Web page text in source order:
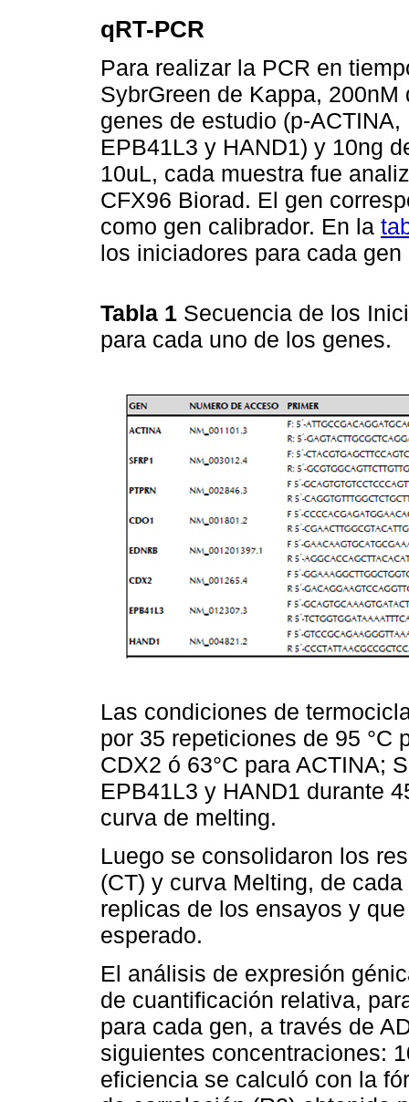
qRT-PCR
Para realizar la PCR en
SybrGreen de Kappa,
genes de estudio (p-
EPB41L3 y HAND1) y 10ng
10uL, cada muestra fue
CFX96 Biorad. El gen
como gen calibrador. En la
los iniciadores para cada
Tabla 1 Secuencia de los
para cada uno de los genes.
Las condiciones de
por 35 repeticiones de 95 °C
CDX2 ó 63°C para ACTINA;
EPB41L3 y HAND1 durante
curva de melting.
Luego se consolidaron los
(CT) y curva Melting, de
replicas de los ensayos y
esperado.
El análisis de expresión
de cuantificación relativa,
para cada gen, a través de
siguientes concentraciones:
eficiencia se calculó con la